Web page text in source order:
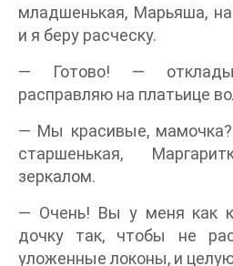
младшенькая, Марьяша,
и я беру расческу.
— Готово! —
расправляю на платьице
— Мы красивые,
старшенькая,
зеркалом.
— Очень! Вы у меня как
дочку так, чтобы не
уложенные локоны, и